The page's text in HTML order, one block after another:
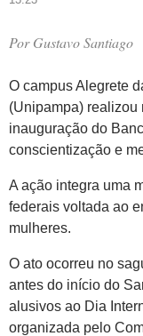
Por Gustavo Santiago
O campus Alegrete
(Unipampa) realizou
inauguração do
conscientização e
A ação integra uma
federais voltada ao
mulheres.
O ato ocorreu no
antes do início do
alusivos ao Dia
organizada pelo